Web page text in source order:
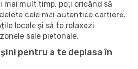
mai mult timp, poți oricând să
cele mai autentice cartiere,
locale și să te relaxezi
sale pietonale.
pentru a te deplasa în